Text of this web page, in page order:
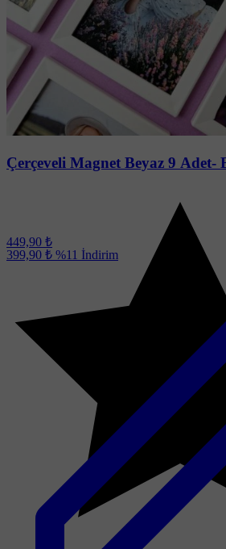
Soru-Cevap
Çerçeveli Magnet Beyaz 9 Adet-
449,90 ₺
399,90 ₺ %11 İndirim